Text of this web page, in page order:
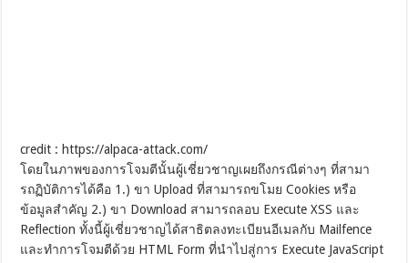
credit : https://alpaca-attack.com/
โดยในภาพของการโจมตีนั้นผู้เชี่ยวชาญเผยถึงกรณีต่างๆ ที่สามา
รถฏิบัติการได้คือ 1.) ขา Upload ที่สามารถขโมย Cookies หรือ
ข้อมูลสำคัญ 2.) ขา Download สามารถลอบ Execute XSS และ
Reflection ทั้งนี้ผู้เชี่ยวชาญได้สาธิตลงทะเบียนอีเมลกับ Mailfence
และทำการโจมตีด้วย HTML Form ที่นำไปสู่การ Execute JavaScript